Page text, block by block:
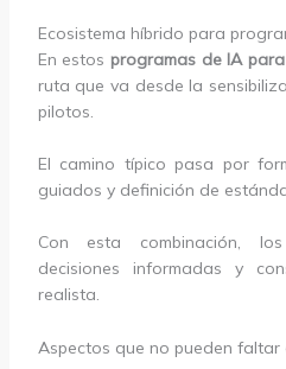
Ecosistema híbrido para
En estos programas de IA
ruta que va desde la
pilotos.
El camino típico pasa por
guiados y definición de
Con esta combinación,
decisiones informadas y
realista.
Aspectos que no pueden faltar